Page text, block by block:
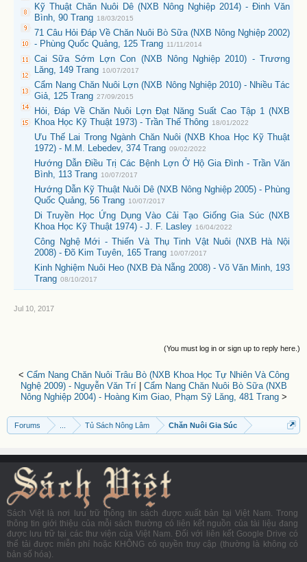
Kỹ Thuật Chăn Nuôi Dê (NXB Nông Nghiệp 2014) - Đinh Văn
Bình, 90 Trang 18/03/2015
71 Câu Hỏi Đáp Về Chăn Nuôi Bò Sữa (NXB Nông Nghiệp 2002)
- Phùng Quốc Quảng, 125 Trang 11/11/2014
Cai Sữa Sớm Lợn Con (NXB Nông Nghiệp 2010) - Trương
Lăng, 149 Trang 10/07/2017
Cẩm Nang Chăn Nuôi Lợn (NXB Nông Nghiệp 2010) - Nhiều Tác
Giả, 125 Trang 27/09/2015
Hỏi, Đáp Về Chăn Nuôi Lợn Đạt Năng Suất Cao Tập 1 (NXB
Khoa Học Kỹ Thuật 1973) - Trần Thế Thông 18/01/2022
Ưu Thế Lai Trong Ngành Chăn Nuôi (NXB Khoa Học Kỹ Thuật
1972) - M.M. Lebedev, 374 Trang 09/02/2022
Hướng Dẫn Điều Trị Các Bệnh Lợn Ở Hộ Gia Đình - Trần Văn
Bình, 113 Trang 10/07/2017
Hướng Dẫn Kỹ Thuật Nuôi Dê (NXB Nông Nghiệp 2005) - Phùng
Quốc Quảng, 56 Trang 10/07/2017
Di Truyền Học Ứng Dụng Vào Cải Tạo Giống Gia Súc (NXB
Khoa Học Kỹ Thuật 1974) - J. F. Lasley 16/04/2022
Công Nghệ Mới - Thiến Và Thụ Tinh Vật Nuôi (NXB Hà Nội
2008) - Đõ Kim Tuyên, 165 Trang 10/07/2017
Kinh Nghiệm Nuôi Heo (NXB Đà Nẵng 2008) - Võ Văn Minh, 193
Trang 08/10/2017
Jul 10, 2017
(You must log in or sign up to reply here.)
< Cẩm Nang Chăn Nuôi Trâu Bò (NXB Khoa Học Tự Nhiên Và Công
Nghệ 2009) - Nguyễn Văn Trí| Cẩm Nang Chăn Nuôi Bò Sữa (NXB
Nông Nghiệp 2004) - Hoàng Kim Giao, Phạm Sỹ Lăng, 481 Trang>
Forums Tủ Sách Nông Lâm Chăn Nuôi Gia Súc
Sách Việt là nơi lưu trữ thông tin sách được xuất bản tại Việt Nam. Trong
thông tin giới thiệu của mỗi sách thường có liên kết nguồn của tài liệu đang
được lưu trữ tại các thư viện của Việt Nam. Đối với liên kết Google Drive có
thể tải được miễn phí hoặc KHÔNG có quyền truy cập (thường là không có
bản số hóa).